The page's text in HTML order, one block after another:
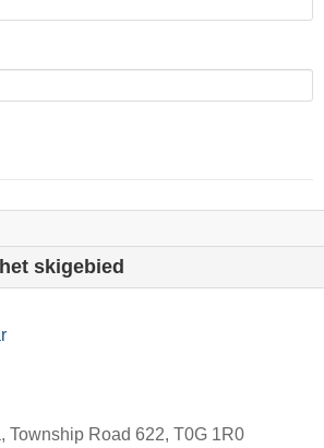
skigebied
Township Road 622, T0G 1R0